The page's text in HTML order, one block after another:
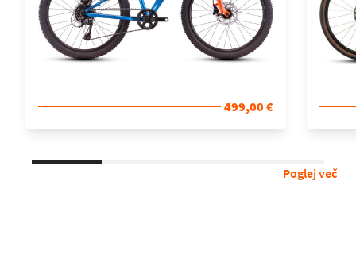
499,00 €
Poglej več